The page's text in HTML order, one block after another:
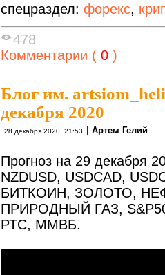
спецраздел: форекс,
478
Комментарии ( 0 )
Блог им.
декабря 2020
28 декабря 2020, 21:53 Артем Гелий
Прогноз на 29 декабря
NZDUSD, USDCAD,
БИТКОИН, ЗОЛОТО,
ПРИРОДНЫЙ ГАЗ,
РТС, ММВБ.